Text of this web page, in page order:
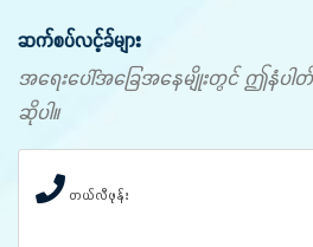
ဆက်စပ်လင့်ခ်များ
အရေးပေါ်အခြေအနေမျိုးတွင် ဤနံပါတ်
ဆိုပါ။
တယ်လီဖုန်း